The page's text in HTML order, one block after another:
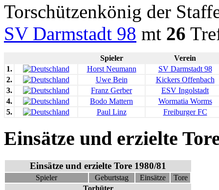
Torschützenkönig der
SV Darmstadt 98 mt 26
Spieler
Verein
1.
Horst Neumann
SV Darmstadt 98
2.
Uwe Bein
Kickers Offenbach
3.
Franz Gerber
ESV Ingolstadt
4.
Bodo Mattern
Wormatia Worms
5.
Paul Linz Freiburger FC
Einsätze und erzielte
Einsätze und erzielte Tore 1980/81
Spieler Geburtstag Einsätze
Tore
Torhüter